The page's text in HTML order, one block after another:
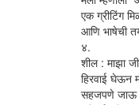
एक ग्रीटिंग
आणि भाषेची
४.
शील : माझा
हिरवाई घेऊन
सहजपणे जाऊ